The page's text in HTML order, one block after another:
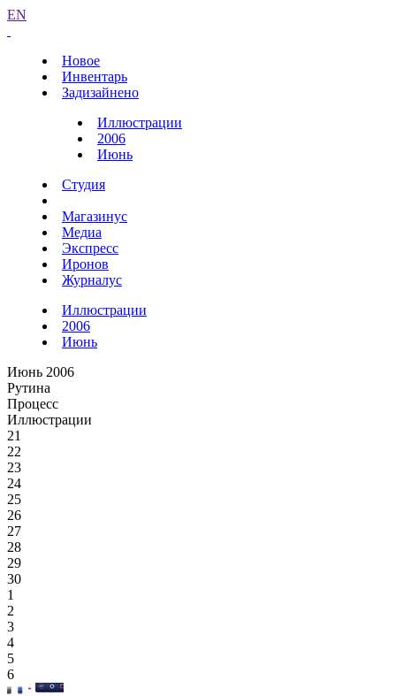
EN
Новое
Инвентарь
Задизайнено
Иллюстрации
2006
Июнь
Студия
Магазинус
Медиа
Экспресс
Иронов
Журналус
Иллюстрации
2006
Июнь
Июнь 2006
Рутина
Процесс
Иллюстрации
21
22
23
24
25
26
27
28
29
30
1
2
3
4
5
6